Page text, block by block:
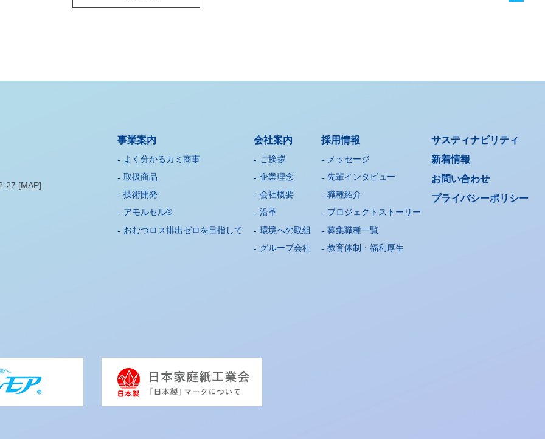
27 [MAP]
事業案内
よく分かるカミ商事
取扱商品
技術開発
アモルセル®
おむつロス排出ゼロを目指して
会社案内
ご挨拶
企業理念
会社概要
沿革
環境への取組
グループ会社
採用情報
メッセージ
先輩インタビュー
職種紹介
プロジェクトストーリー
募集職種一覧
教育体制・福利厚生
サスティナビリティ
新着情報
お問い合わせ
プライバシーポリシー